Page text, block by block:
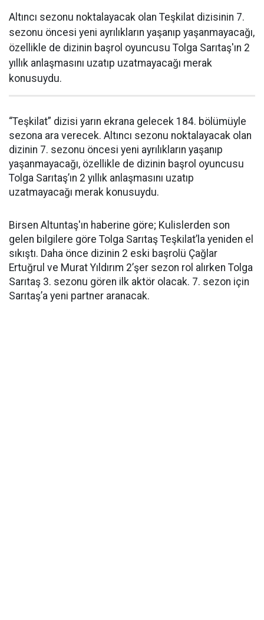
Altıncı sezonu noktalayacak olan Teşkilat dizisinin 7.
sezonu öncesi yeni ayrılıkların yaşanıp yaşanmayacağı,
özellikle de dizinin başrol oyuncusu Tolga Sarıtaş'ın 2
yıllık anlaşmasını uzatıp uzatmayacağı merak
konusuydu.
“Teşkilat” dizisi yarın ekrana gelecek 184. bölümüyle
sezona ara verecek. Altıncı sezonu noktalayacak olan
dizinin 7. sezonu öncesi yeni ayrılıkların yaşanıp
yaşanmayacağı, özellikle de dizinin başrol oyuncusu
Tolga Sarıtaş’ın 2 yıllık anlaşmasını uzatıp
uzatmayacağı merak konusuydu.
Birsen Altuntaş'ın haberine göre; Kulislerden son
gelen bilgilere göre Tolga Sarıtaş Teşkilat’la yeniden el
sıkıştı. Daha önce dizinin 2 eski başrolü Çağlar
Ertuğrul ve Murat Yıldırım 2’şer sezon rol alırken Tolga
Sarıtaş 3. sezonu gören ilk aktör olacak. 7. sezon için
Sarıtaş’a yeni partner aranacak.